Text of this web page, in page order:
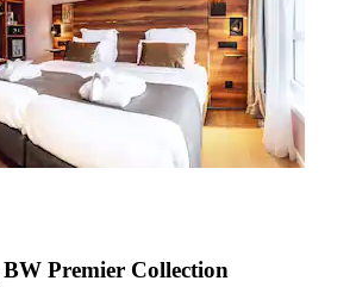
BW Premier Collection